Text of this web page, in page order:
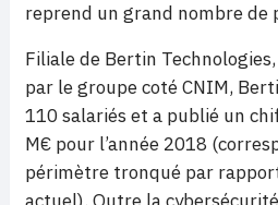
reprend un grand nombre de
Filiale de Bertin
par le groupe coté CNIM,
110 salariés et a publié un
M€ pour l’année 2018
périmètre tronqué par